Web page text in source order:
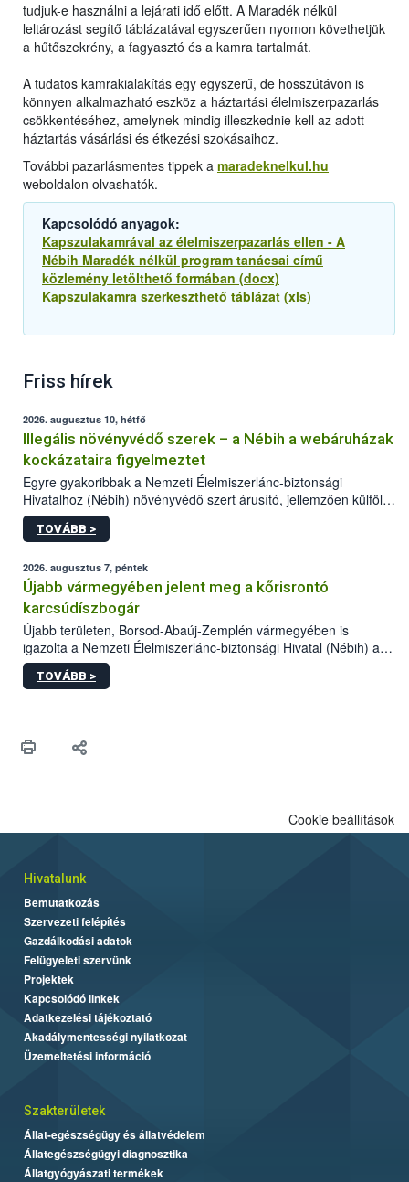
tudjuk-e használni a lejárati idő előtt. A Maradék nélkül
leltározást segítő táblázatával egyszerűen nyomon követhetjük
a hűtőszekrény, a fagyasztó és a kamra tartalmát.
A tudatos kamrakialakítás egy egyszerű, de hosszútávon is
könnyen alkalmazható eszköz a háztartási élelmiszerpazarlás
csökkentéséhez, amelynek mindig illeszkednie kell az adott
háztartás vásárlási és étkezési szokásaihoz.
További pazarlásmentes tippek a maradeknelkul.hu
weboldalon olvashatók.
Kapcsolódó anyagok:
Kapszulakamrával az élelmiszerpazarlás ellen - A
Nébih Maradék nélkül program tanácsai című
közlemény letölthető formában (docx)
Kapszulakamra szerkeszthető táblázat (xls)
Friss hírek
2026. augusztus 10, hétfő
Illegális növényvédő szerek – a Nébih a webáruházak
kockázataira figyelmeztet
Egyre gyakoribbak a Nemzeti Élelmiszerlánc-biztonsági
Hivatalhoz (Nébih) növényvédő szert árusító, jellemzően külföldi
honlapok kapcsán érkező bejelentések. Emellett az ilyen
termékeket kínáló kéretlen online reklámok mennyisége is
összegyűjtötte az illegális növényvédő szerek kapcsán
előforduló árulkodó jeleket, valamint a webáruházakból való
vásárlás kockázatait.
TOVÁBB >
2026. augusztus 7, péntek
Újabb vármegyében jelent meg a kőrisrontó
karcsúdíszbogár
Újabb területen, Borsod-Abaúj-Zemplén vármegyében is
igazolta a Nemzeti Élelmiszerlánc-biztonsági Hivatal (Nébih) a
kőrisrontó karcsúdíszbogár (Agrilus planipennis) jelenlétét. A
kártevőt nem csak színcsapdában találták meg, de már fertőzött
az intenzív felderítést, emellett az intézkedéseket a szlovák
TOVÁBB >
Cookie beállítások
Hivatalunk
Bemutatkozás
Szervezeti felépítés
Gazdálkodási adatok
Felügyeleti szervünk
Projektek
Kapcsolódó linkek
Adatkezelési tájékoztató
Akadálymentességi nyilatkozat
Üzemeltetési információ
Szakterületek
Állat-egészségügy és állatvédelem
Állategészségügyi diagnosztika
Állatgyógyászati termékek